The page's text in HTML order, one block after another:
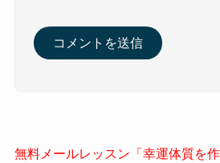
無料メールレッスン「幸運体質を